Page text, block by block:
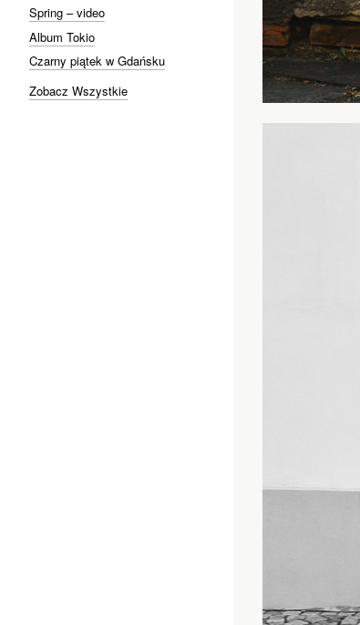
Spring – video
Album Tokio
Czarny piątek w Gdańsku
Zobacz Wszystkie